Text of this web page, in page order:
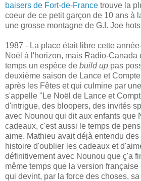
baisers de Fort-de-France trouve la
coeur de ce petit garçon de 10 ans à
une grosse montagne de G.I. Joe
1987 - La place était libre cette
Noël à l'horizon, mais Radio-Canada
temps un espèce de build up pas
deuxième saison de Lance et
après les Fêtes et qui culmine par
s'appelle "Le Noël de Lance et
d'intrigue, des bloopers, des invités
avec Nounou qui dit aux enfants que
cadeaux, c'est aussi le temps de
aime. Mathieu avait déjà entendu
histoire d'oublier les cadeaux et
définitivement avec Nounou que ç'a
même temps que la version
qui devint, par la force des choses,